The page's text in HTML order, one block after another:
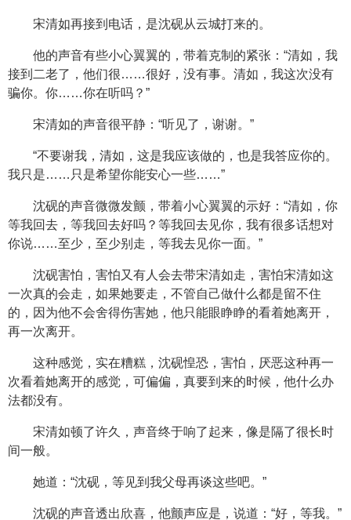
宋清如再接到电话，是沈砚从云城打来的。
他的声音有些小心翼翼的，带着克制的紧张：“清如，我
接到二老了，他们很……很好，没有事。清如，我这次没有
骗你。你……你在听吗？”
宋清如的声音很平静：“听见了，谢谢。”
“不要谢我，清如，这是我应该做的，也是我答应你的。
我只是……只是希望你能安心一些……”
沈砚的声音微微发颤，带着小心翼翼的示好：“清如，你
等我回去，等我回去好吗？等我回去见你，我有很多话想对
你说……至少，至少别走，等我去见你一面。”
沈砚害怕，害怕又有人会去带宋清如走，害怕宋清如这
一次真的会走，如果她要走，不管自己做什么都是留不住
的，因为他不会舍得伤害她，他只能眼睁睁的看着她离开，
再一次离开。
这种感觉，实在糟糕，沈砚惶恐，害怕，厌恶这种再一
次看着她离开的感觉，可偏偏，真要到来的时候，他什么办
法都没有。
宋清如顿了许久，声音终于响了起来，像是隔了很长时
间一般。
她道：“沈砚，等见到我父母再谈这些吧。”
沈砚的声音透出欣喜，他颤声应是，说道：“好，等我。”